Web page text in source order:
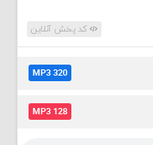
کد پخش آنلاین
MP3 320
MP3 128